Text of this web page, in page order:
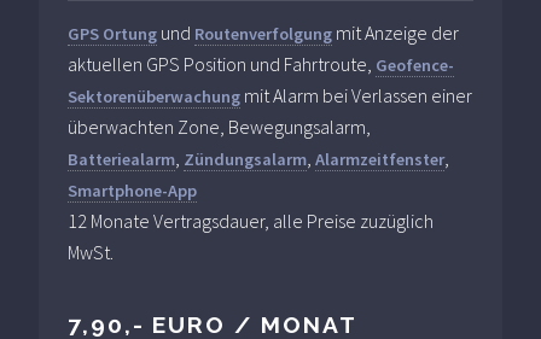
GPS Ortung und Routenverfolgung mit Anzeige der
aktuellen GPS Position und Fahrtroute, Geofence-
Sektorenüberwachung mit Alarm bei Verlassen einer
überwachten Zone, Bewegungsalarm,
Batteriealarm Zündungsalarm Alarmzeitfenster,
Smartphone-App
12 Monate Vertragsdauer, alle Preise zuzüglich
MwSt.
7,90,- EURO / MONAT